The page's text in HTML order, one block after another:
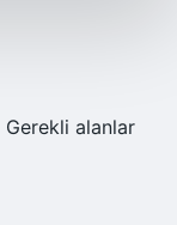
Gerekli alanlar